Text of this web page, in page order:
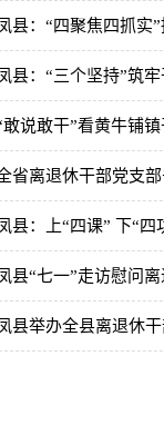
县：“四聚焦四抓实
县：“三个坚持”筑
敢说敢干”看黄牛铺
省离退休干部党支
县：上“四课” 下“四
县“七一”走访慰问
县举办全县离退休